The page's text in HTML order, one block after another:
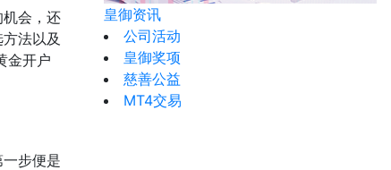
会，还
法以及
金开户
步便是
皇御资讯
公司活动
皇御奖项
慈善公益
MT4交易